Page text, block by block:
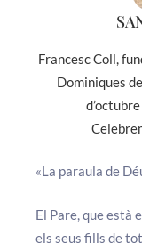
Francesc Coll,
Dominiques
«La paraula de
El Pare, que està
els seus fills de